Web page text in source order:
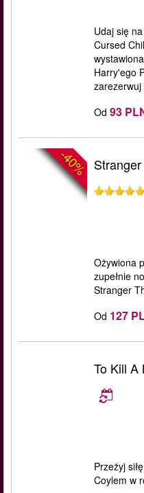
Udaj się
Cursed
Harry'ego
Od 93
-40%
Ożywiona
zupełnie
Stranger
Od 127
To Kill A
Przeżyj
Coylem w